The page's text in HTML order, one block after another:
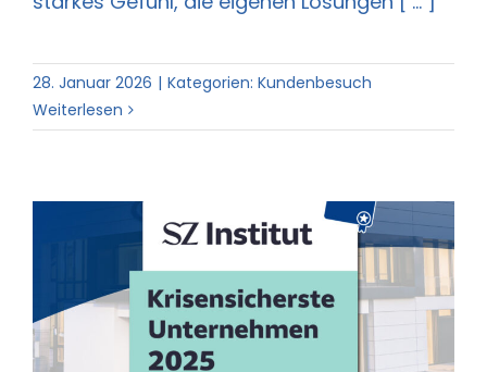
28. Januar 2026 | Kategorien: Kundenbesuch
Weiterlesen
DoKaSch – Krisensicheres